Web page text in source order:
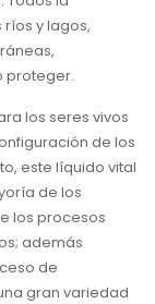
y lagos,
proteger.
los seres vivos
de los
este líquido vital
de los
los procesos
además
de
gran variedad